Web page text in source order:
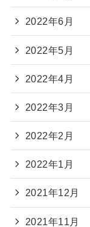
2022年6月
2022年5月
2022年4月
2022年3月
2022年2月
2022年1月
2021年12月
2021年11月